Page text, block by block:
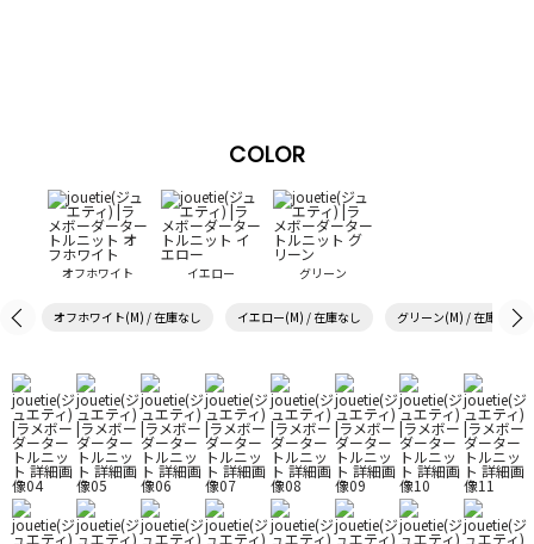
COLOR
オフホワイト イエロー グリーン
オフホワイト(M) / 在庫なし イエロー(M) / 在庫なし グリーン(M) / 在庫なし